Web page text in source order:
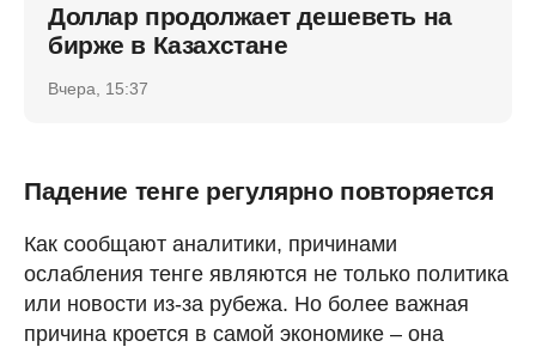
Доллар продолжает дешеветь на
бирже в Казахстане
Вчера, 15:37
Падение тенге регулярно повторяется
Как сообщают аналитики, причинами
ослабления тенге являются не только политика
или новости из-за рубежа. Но более важная
причина кроется в самой экономике – она